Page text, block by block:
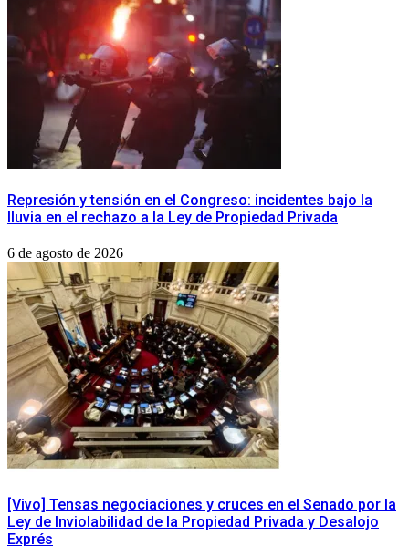
Represión y tensión en el Congreso: incidentes bajo la
lluvia en el rechazo a la Ley de Propiedad Privada
6 de agosto de 2026
[Vivo] Tensas negociaciones y cruces en el Senado por la
Ley de Inviolabilidad de la Propiedad Privada y Desalojo
Exprés